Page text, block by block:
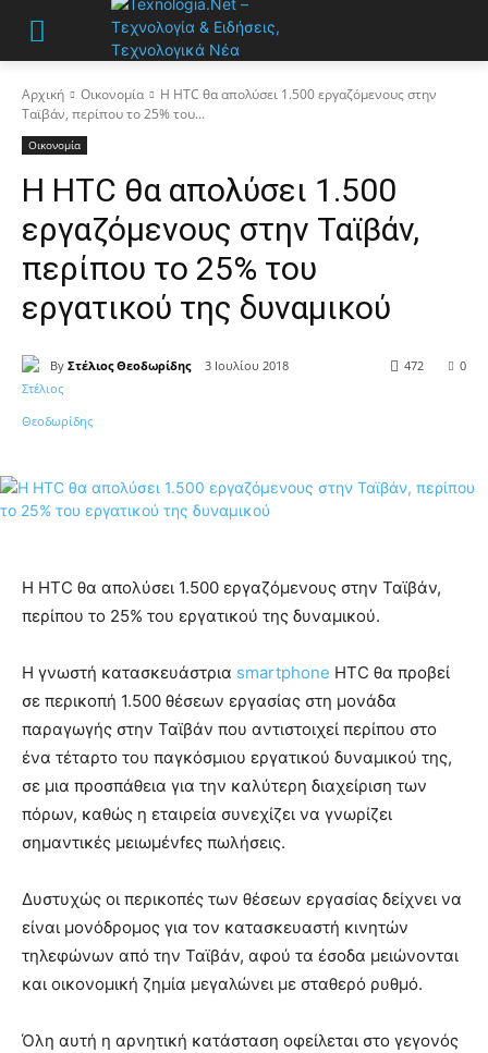
Αρχική Οικονομία
Η HTC θα απολύσει 1.500 εργαζόμενους στην
Ταϊβάν, περίπου το 25% του...
Οικονομία
Η HTC θα απολύσει 1.500
εργαζόμενους στην Ταϊβάν,
περίπου το 25% του
εργατικού της δυναμικού
By Στέλιος Θεοδωρίδης 3 Ιουλίου 2018 0
472
Η HTC θα απολύσει 1.500 εργαζόμενους στην Ταϊβάν,
περίπου το 25% του εργατικού της δυναμικού.
Η γνωστή κατασκευάστρια smartphone HTC θα προβεί
σε περικοπή 1.500 θέσεων εργασίας στη μονάδα
παραγωγής στην Ταϊβάν που αντιστοιχεί περίπου στο
ένα τέταρτο του παγκόσμιου εργατικού δυναμικού της,
σε μια προσπάθεια για την καλύτερη διαχείριση των
πόρων, καθώς η εταιρεία συνεχίζει να γνωρίζει
σημαντικές μειωμένfες πωλήσεις.
Δυστυχώς οι περικοπές των θέσεων εργασίας δείχνει να
είναι μονόδρομος για τον κατασκευαστή κινητών
τηλεφώνων από την Ταϊβάν, αφού τα έσοδα μειώνονται
και οικονομική ζημία μεγαλώνει με σταθερό ρυθμό.
Όλη αυτή η αρνητική κατάσταση οφείλεται στο γεγονός